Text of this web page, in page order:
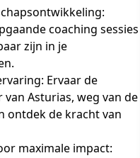
coaching sessies
zijn in je
Ervaar de
Asturias, weg van de
ontdek de kracht van
maximale impact: